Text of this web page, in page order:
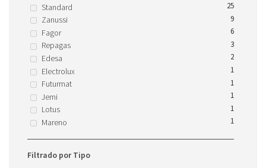
Standard
25
Zanussi 9
Fagor 6
Repagas 3
Edesa 2
Electrolux 1
Futurmat 1
Jemi 1
Lotus 1
Mareno 1
Filtrado por Tipo